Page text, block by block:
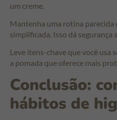
um creme.
Mantenha uma rotina parecida
simplificada. Isso dá segurança
Leve itens-chave que você usa
a pomada que oferece mais
Conclusão:
hábitos de